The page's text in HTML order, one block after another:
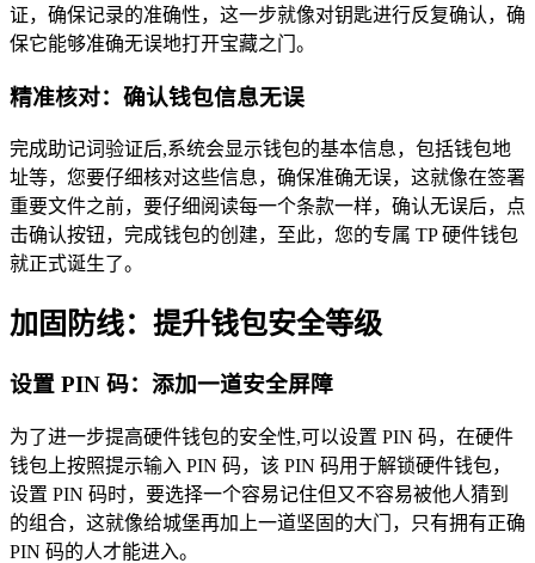
证，确保记录的准确性，这一步就像对钥匙进行反复确认，确
保它能够准确无误地打开宝藏之门。
精准核对：确认钱包信息无误
完成助记词验证后,系统会显示钱包的基本信息，包括钱包地
址等，您要仔细核对这些信息，确保准确无误，这就像在签署
重要文件之前，要仔细阅读每一个条款一样，确认无误后，点
击确认按钮，完成钱包的创建，至此，您的专属 TP 硬件钱包
就正式诞生了。
加固防线：提升钱包安全等级
设置 PIN 码：添加一道安全屏障
为了进一步提高硬件钱包的安全性,可以设置 PIN 码，在硬件
钱包上按照提示输入 PIN 码，该 PIN 码用于解锁硬件钱包，
设置 PIN 码时，要选择一个容易记住但又不容易被他人猜到
的组合，这就像给城堡再加上一道坚固的大门，只有拥有正确
PIN 码的人才能进入。